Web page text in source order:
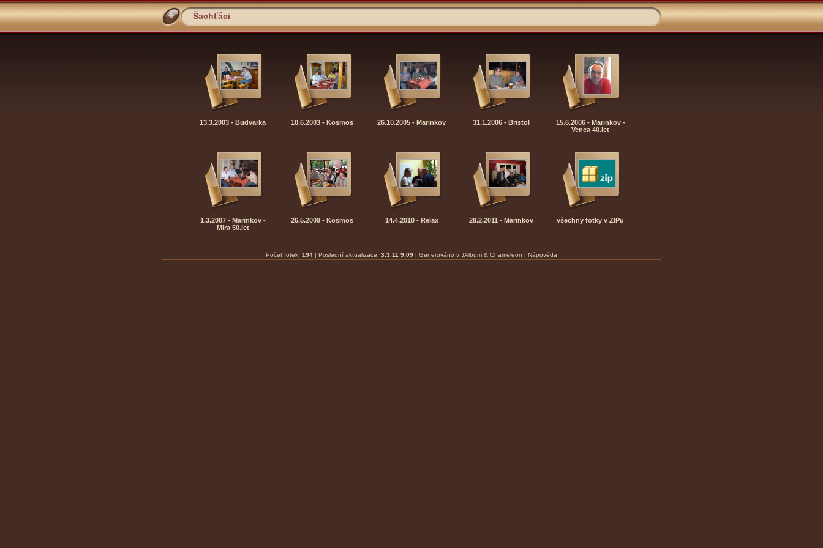
Šachťáci
13.3.2003 - Budvarka 10.6.2003 - Kosmos 26.10.2005 - Marinkov 31.1.2006 - Bristol
15.6.2006 - Marinkov -
Venca 40.let
1.3.2007 - Marinkov -
Mira 50.let
26.5.2009 - Kosmos 14.4.2010 - Relax 28.2.2011 - Marinkov všechny fotky v ZIPu
Počet fotek: 194 | Poslední aktualizace: 3.3.11 9:09 | Generováno v JAlbum & Chameleon | Nápověda